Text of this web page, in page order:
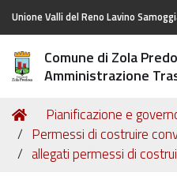
Unione Valli del Reno Lavino
Comune di Zola
Amministrazione
Tu
sei
qui:
Home
Pianificazione e
Permessi di costruire
allegati permessi di